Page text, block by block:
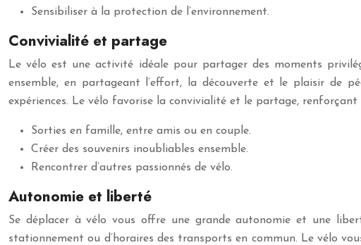
Sensibiliser à la protection de l’environnement.
Convivialité et partage
Le vélo est une activité idéale pour partager des moments
ensemble, en partageant l’effort, la découverte et le plaisir de
expériences. Le vélo favorise la convivialité et le partage,
Sorties en famille, entre amis ou en couple.
Créer des souvenirs inoubliables ensemble.
Rencontrer d’autres passionnés de vélo.
Autonomie et liberté
Se déplacer à vélo vous offre une grande autonomie et une
stationnement ou d’horaires des transports en commun. Le vélo